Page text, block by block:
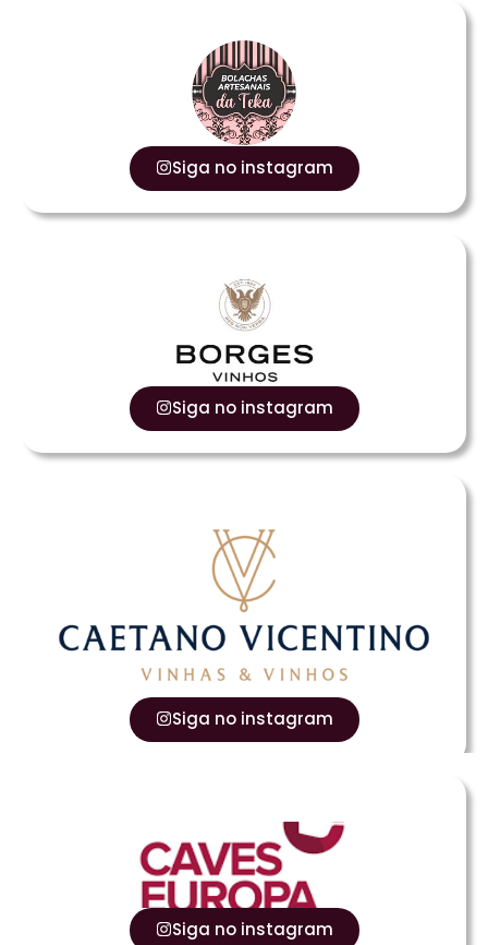
Siga no instagram
Siga no instagram
Siga no instagram
Siga no instagram